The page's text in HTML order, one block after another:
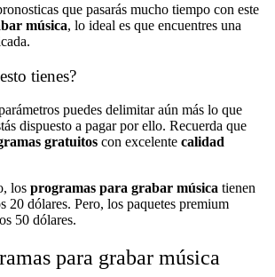
que pasarás mucho tiempo con este
música, lo ideal es que encuentres una
tienes?
puedes delimitar aún más lo que
dispuesto a pagar por ello. Recuerda que
gratuitos con excelente calidad
los programas para grabar música tienen
20 dólares. Pero, los paquetes premium
50 dólares.
para grabar música